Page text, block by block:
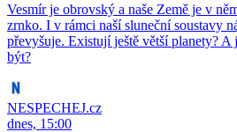
Vesmír je obrovský a naše Země je v
zrnko. I v rámci naší sluneční soustavy
převyšuje. Existují ještě větší planety? A
být?
NESPECHEJ.cz
dnes, 15:00